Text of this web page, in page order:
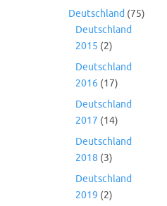
Deutschland (75)
Deutschland
2015 (2)
Deutschland
2016 (17)
Deutschland
2017 (14)
Deutschland
2018 (3)
Deutschland
2019 (2)